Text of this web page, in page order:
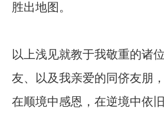
胜出地图。
以上浅见就教于我敬重的诸
友、以及我亲爱的同侪友朋
在顺境中感恩，在逆境中依